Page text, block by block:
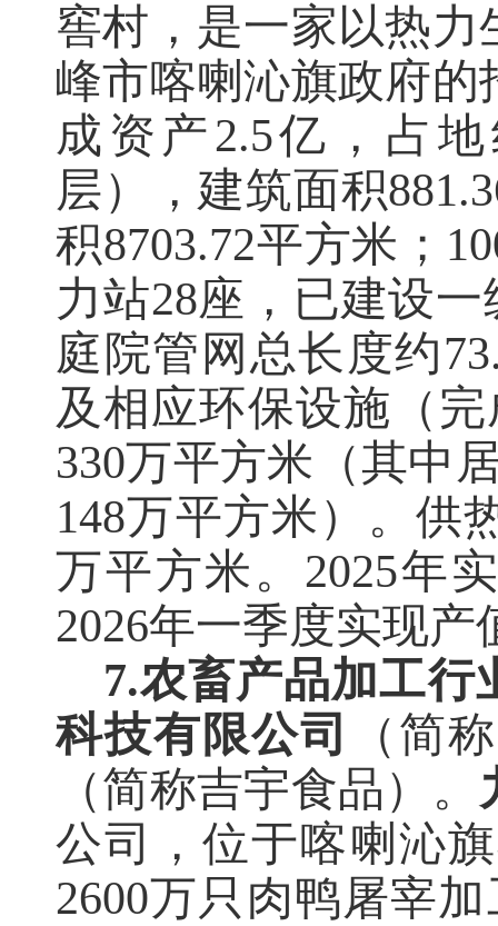
窖村，是一家以热
峰市喀喇沁旗政府
成资产2.5亿，占
层），建筑面积
积8703.72平方米；
力站28座，已建设
庭院管网总长度约
及相应环保设施（
330万平方米（其中
148万平方米）。供
万平方米。2025年
2026年一季度实现产
7.农畜产品加工
科技有限公司
（简
（简称吉宇食品）。
公司，位于喀喇沁
2600万只肉鸭屠宰